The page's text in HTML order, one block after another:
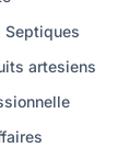
Septiques
artesiens